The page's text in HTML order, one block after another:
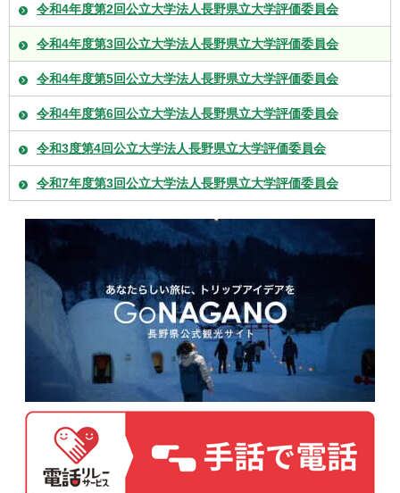
令和4年度第2回公立大学法人長野県立大学評価委員会
令和4年度第3回公立大学法人長野県立大学評価委員会
令和4年度第5回公立大学法人長野県立大学評価委員会
令和4年度第6回公立大学法人長野県立大学評価委員会
令和3度第4回公立大学法人長野県立大学評価委員会
令和7年度第3回公立大学法人長野県立大学評価委員会